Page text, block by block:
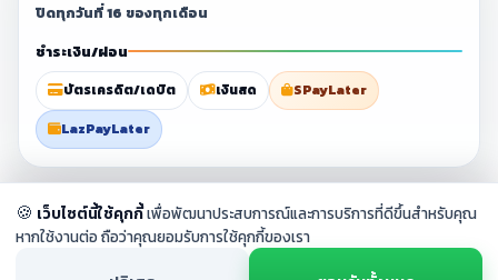
ปิดทุกวันที่ 16 ของทุกเดือน
ชำระเงิน/ผ่อน
บัตรเครดิต/เดบิต เงินสด
SPayLater
LazPayLater
rights reserved.
🍪 เว็บไซต์นี้ใช้คุกกี้เพื่อพัฒนาประสบการณ์และการบริการที่ดีขึ้นสำหรับคุณ
หากใช้งานต่อ ถือว่าคุณยอมรับการใช้คุกกี้ของเรา